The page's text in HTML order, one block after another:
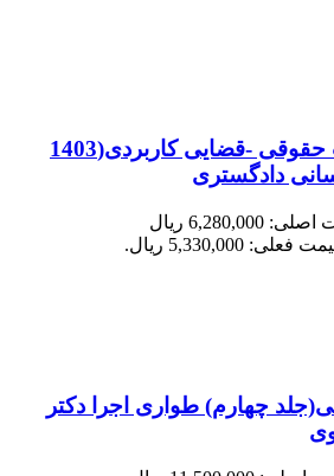
قوانین و مقررات حقوقی -قضایی کاربردی(1403
دادگستری
قیمت اصلی: 6,280,000 ریال
فعلی: 5,330,000 ریال.
چهارم) طواری اجرا دکتر